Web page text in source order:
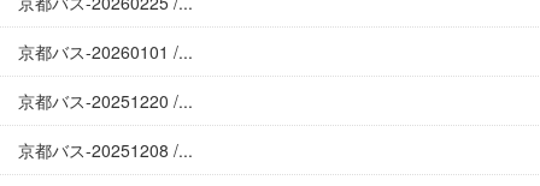
京都バス-20260101 /...
京都バス-20251220 /...
京都バス-20251208 /...